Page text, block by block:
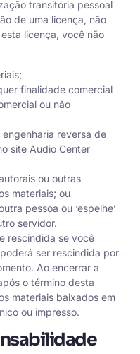
transitória pessoal
de uma licença, não
licença, você não
finalidade comercial
ou não
reversa de
site Audio Center
ou outras
materiais; ou
pessoa ou ‘espelhe’
servidor.
rescindida se você
ser rescindida por
Ao encerrar a
o término desta
materiais baixados em
ou impresso.